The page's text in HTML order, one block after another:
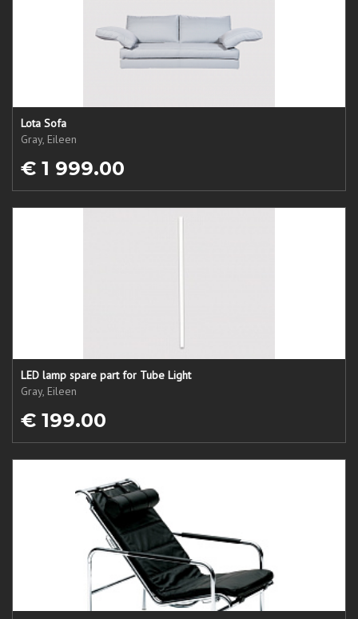
Lota Sofa
Gray, Eileen
€ 1 999.00
LED lamp spare part for Tube Light
Gray, Eileen
€ 199.00